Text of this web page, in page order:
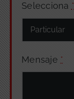
Selecciona *
Mensaje *